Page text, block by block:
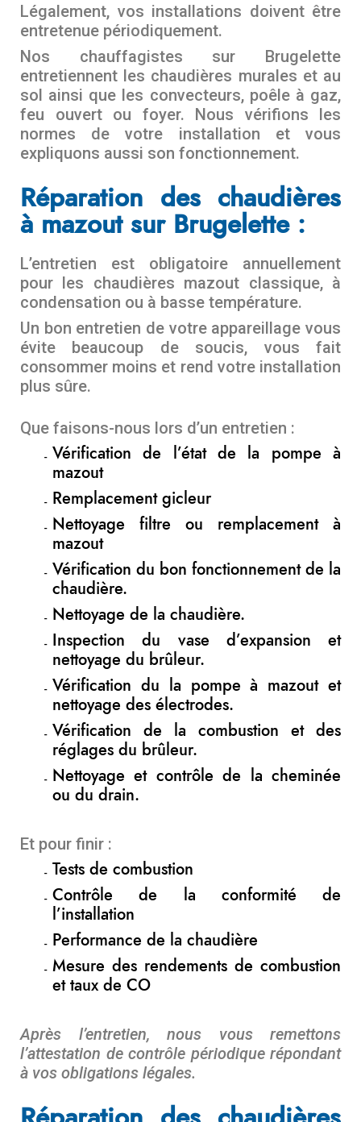
Légalement, vos installations doivent être
entretenue périodiquement.
Nos chauffagistes sur Brugelette
entretiennent les chaudières murales et au
sol ainsi que les convecteurs, poêle à gaz,
feu ouvert ou foyer. Nous vérifions les
normes de votre installation et vous
expliquons aussi son fonctionnement.
Réparation des chaudières
à mazout sur Brugelette :
L’entretien est obligatoire annuellement
pour les chaudières mazout classique, à
condensation ou à basse température.
Un bon entretien de votre appareillage vous
évite beaucoup de soucis, vous fait
consommer moins et rend votre installation
plus sûre.
Que faisons-nous lors d’un entretien :
Vérification de l’état de la pompe à
mazout
Remplacement gicleur
Nettoyage filtre ou remplacement à
mazout
Vérification du bon fonctionnement de la
chaudière.
Nettoyage de la chaudière.
Inspection du vase d’expansion et
nettoyage du brûleur.
Vérification du la pompe à mazout et
nettoyage des électrodes.
Vérification de la combustion et des
réglages du brûleur.
Nettoyage et contrôle de la cheminée
ou du drain.
Et pour finir :
Tests de combustion
Contrôle de la conformité de
l’installation
Performance de la chaudière
Mesure des rendements de combustion
et taux de CO
Après l’entretien, nous vous remettons
l’attestation de contrôle périodique répondant
à vos obligations légales.